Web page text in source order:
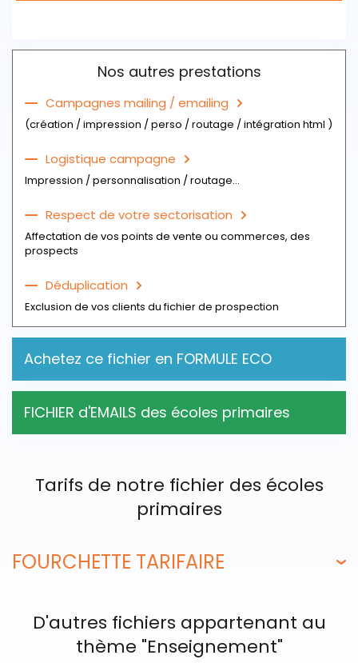
Nos autres prestations
Campagnes mailing / emailing
(création / impression / perso / routage / intégration html )
Logistique campagne
Impression / personnalisation / routage...
Respect de votre sectorisation
Affectation de vos points de vente ou commerces, des
prospects
Déduplication
Exclusion de vos clients du fichier de prospection
Achetez ce fichier en FORMULE ECO
FICHIER d'EMAILS des écoles primaires
Tarifs de notre fichier des écoles
primaires
FOURCHETTE TARIFAIRE
D'autres fichiers appartenant au
thème "Enseignement"